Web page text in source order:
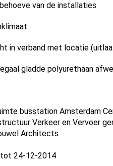
van de installaties
in verband met locatie
gladde polyurethaan
busstation Amsterdam
Verkeer en Vervoer
Architects
24-12-2014